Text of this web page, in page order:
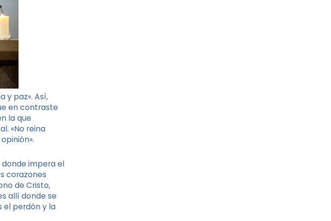
y paz». Así,
en contraste
la que
«No reina
donde impera el
corazones
de Cristo,
allí donde se
el perdón y la